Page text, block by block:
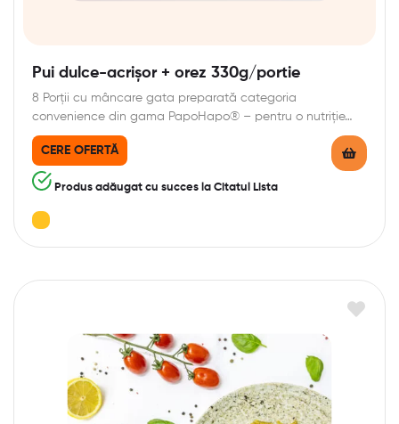
Pui dulce-acrișor + orez 330g/portie
8 Porții cu mâncare gata preparată categoria
convenience din gama PapoHapo® – pentru o nutriție…
CERE OFERTĂ
Produs adăugat cu succes la Citatul Lista